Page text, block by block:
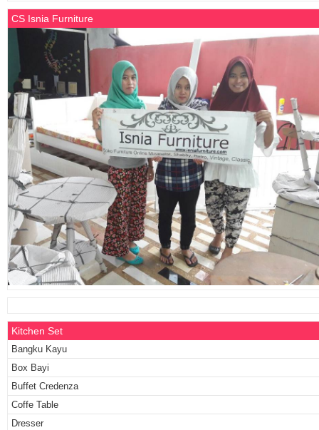
CS Isnia Furniture
Kitchen Set
Bangku Kayu
Box Bayi
Buffet Credenza
Coffe Table
Dresser